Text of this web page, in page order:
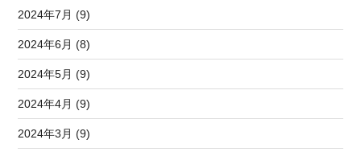
2024年7月 (9)
2024年6月 (8)
2024年5月 (9)
2024年4月 (9)
2024年3月 (9)